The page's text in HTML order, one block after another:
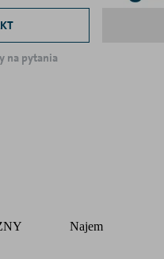
na pytania
Najem